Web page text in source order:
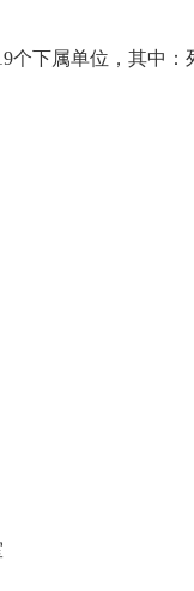
个下属单位，其中